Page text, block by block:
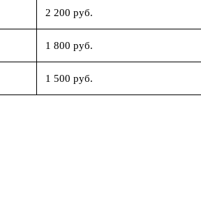
2 200 руб.
1 800 руб.
1 500 руб.